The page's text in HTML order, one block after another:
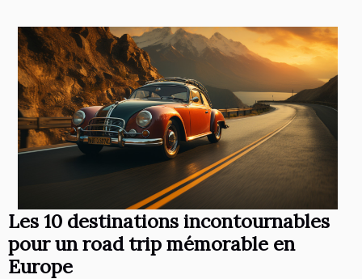
Les 10 destinations incontournables
pour un road trip mémorable en
Europe